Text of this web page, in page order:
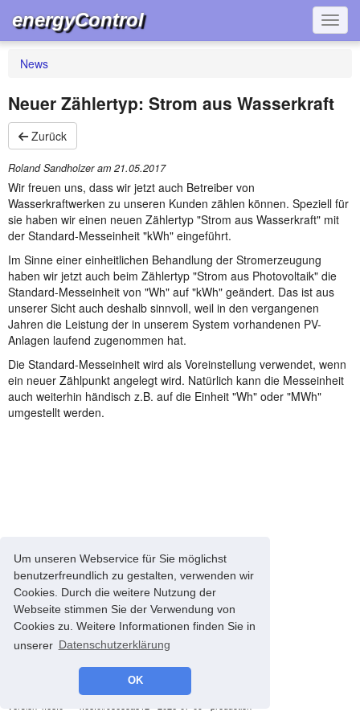
Um unseren Webservice für Sie möglichst
benutzerfreundlich zu gestalten, verwenden wir
Cookies. Durch die weitere Nutzung der
Webseite stimmen Sie der Verwendung von
Cookies zu. Weitere Informationen finden Sie in
unserer Datenschutzerklärung
OK
energyControl
News
Neuer Zählertyp: Strom aus Wasserkraft
Zurück
Roland Sandholzer am 21.05.2017
Wir freuen uns, dass wir jetzt auch Betreiber von
Wasserkraftwerken zu unseren Kunden zählen können. Speziell für
sie haben wir einen neuen Zählertyp "Strom aus Wasserkraft" mit
der Standard-Messeinheit "kWh" eingeführt.
Im Sinne einer einheitlichen Behandlung der Stromerzeugung
haben wir jetzt auch beim Zählertyp "Strom aus Photovoltaik" die
Standard-Messeinheit von "Wh" auf "kWh" geändert. Das ist aus
unserer Sicht auch deshalb sinnvoll, weil in den vergangenen
Jahren die Leistung der in unserem System vorhandenen PV-
Anlagen laufend zugenommen hat.
Die Standard-Messeinheit wird als Voreinstellung verwendet, wenn
ein neuer Zählpunkt angelegt wird. Natürlich kann die Messeinheit
auch weiterhin händisch z.B. auf die Einheit "Wh" oder "MWh"
umgestellt werden.
© 2008-2026 energyControl -Impressum-Datenschutz